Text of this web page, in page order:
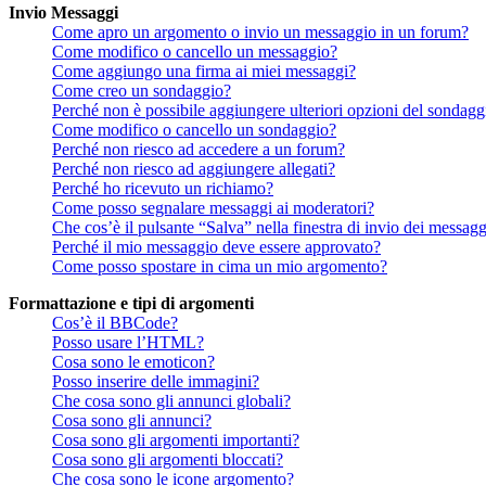
Invio Messaggi
Come apro un argomento o invio un messaggio in un forum?
Come modifico o cancello un messaggio?
Come aggiungo una firma ai miei messaggi?
Come creo un sondaggio?
Perché non è possibile aggiungere ulteriori opzioni del
Come modifico o cancello un sondaggio?
Perché non riesco ad accedere a un forum?
Perché non riesco ad aggiungere allegati?
Perché ho ricevuto un richiamo?
Come posso segnalare messaggi ai moderatori?
Che cos’è il pulsante “Salva” nella finestra di invio dei
Perché il mio messaggio deve essere approvato?
Come posso spostare in cima un mio argomento?
Formattazione e tipi di argomenti
Cos’è il BBCode?
Posso usare l’HTML?
Cosa sono le emoticon?
Posso inserire delle immagini?
Che cosa sono gli annunci globali?
Cosa sono gli annunci?
Cosa sono gli argomenti importanti?
Cosa sono gli argomenti bloccati?
Che cosa sono le icone argomento?